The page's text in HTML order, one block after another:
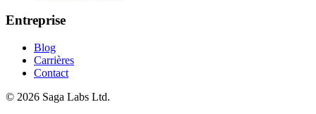
Entreprise
Blog
Carrières
Contact
© 2026 Saga Labs Ltd.